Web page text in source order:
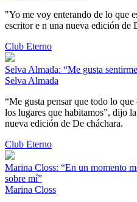
"Yo me voy enterando de lo que
escritor e n una nueva edición de
Club Eterno
Selva Almada: “Me gusta
Selva Almada
“Me gusta pensar que todo lo
los lugares que habitamos”, dijo
nueva edición de De cháchara.
Club Eterno
Marina Closs: “En un momento
sobre mí”
Marina Closs